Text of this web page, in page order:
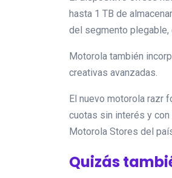
hasta 1 TB de
del segmento plegable,
Motorola también
creativas avanzadas.
El nuevo motorola razr
cuotas sin interés y
Motorola Stores del
Quizás